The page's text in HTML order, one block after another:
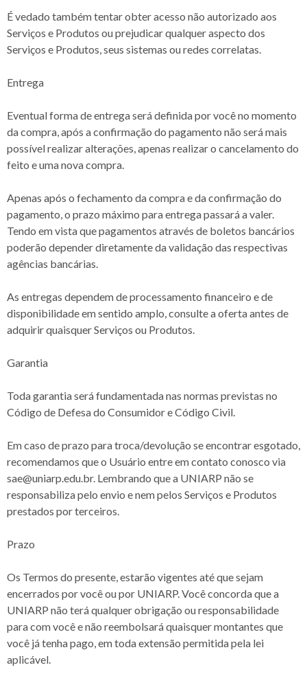
É vedado também tentar obter acesso não autorizado aos
Serviços e Produtos ou prejudicar qualquer aspecto dos
Serviços e Produtos, seus sistemas ou redes correlatas.
Entrega
Eventual forma de entrega será definida por você no momento
da compra, após a confirmação do pagamento não será mais
possível realizar alterações, apenas realizar o cancelamento do
feito e uma nova compra.
Apenas após o fechamento da compra e da confirmação do
pagamento, o prazo máximo para entrega passará a valer.
Tendo em vista que pagamentos através de boletos bancários
poderão depender diretamente da validação das respectivas
agências bancárias.
As entregas dependem de processamento financeiro e de
disponibilidade em sentido amplo, consulte a oferta antes de
adquirir quaisquer Serviços ou Produtos.
Garantia
Toda garantia será fundamentada nas normas previstas no
Código de Defesa do Consumidor e Código Civil.
Em caso de prazo para troca/devolução se encontrar esgotado,
recomendamos que o Usuário entre em contato conosco via
sae@uniarp.edu.br. Lembrando que a UNIARP não se
responsabiliza pelo envio e nem pelos Serviços e Produtos
prestados por terceiros.
Prazo
Os Termos do presente, estarão vigentes até que sejam
encerrados por você ou por UNIARP. Você concorda que a
UNIARP não terá qualquer obrigação ou responsabilidade
para com você e não reembolsará quaisquer montantes que
você já tenha pago, em toda extensão permitida pela lei
aplicável.